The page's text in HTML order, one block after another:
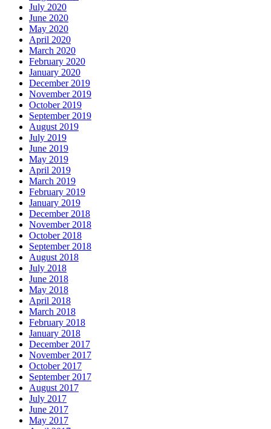
July 2020
June 2020
May 2020
April 2020
March 2020
February 2020
January 2020
December 2019
November 2019
October 2019
September 2019
August 2019
July 2019
June 2019
May 2019
April 2019
March 2019
February 2019
January 2019
December 2018
November 2018
October 2018
September 2018
August 2018
July 2018
June 2018
May 2018
April 2018
March 2018
February 2018
January 2018
December 2017
November 2017
October 2017
September 2017
August 2017
July 2017
June 2017
May 2017